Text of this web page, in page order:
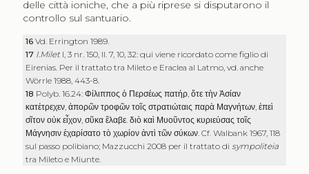
delle città ioniche, che a più riprese si disputarono il
controllo sul santuario.
16Vd. Errington 1989.
17 I.MiletI, 3 nr. 150, ll. 7, 10, 32: qui viene ricordato come figlio di
Eirenias. Per il trattato tra Mileto e Eraclea al Latmo, vd. anche
Wörrle 1988, 443-8.
18 Polyb. 16.24:Φίλιππος ὁ Περσέως πατήρ ,ὅτε τὴν Ἀσίαν
κατέτρεχεν ,ἀπορῶν τροφῶν τοῖς στρατιώταις παρὰ Μαγνήτων ,ἐπεὶ
σῖτον οὐκ εἶχον ,σῦκα ἔλαβε .διὸ καὶ Μυοῦντος κυριεύσας τοῖς
Μάγνησιν ἐχαρίσατο τὸ χωρίον ἀντὶ τῶν σύκων . Cf. Walbank 1967, 118
sul passo polibiano; Mazzucchi 2008 per il trattato di sympoliteia
tra Mileto e Miunte.